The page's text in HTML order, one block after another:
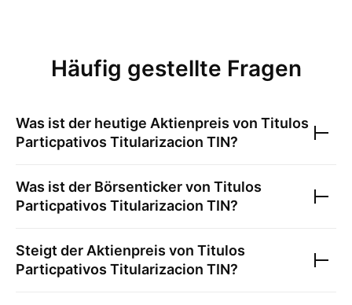
Häufig gestellte Fragen
Was ist der heutige Aktienpreis von Titulos
Particpativos Titularizacion TIN?
Was ist der Börsenticker von Titulos
Particpativos Titularizacion TIN?
Steigt der Aktienpreis von Titulos
Particpativos Titularizacion TIN?